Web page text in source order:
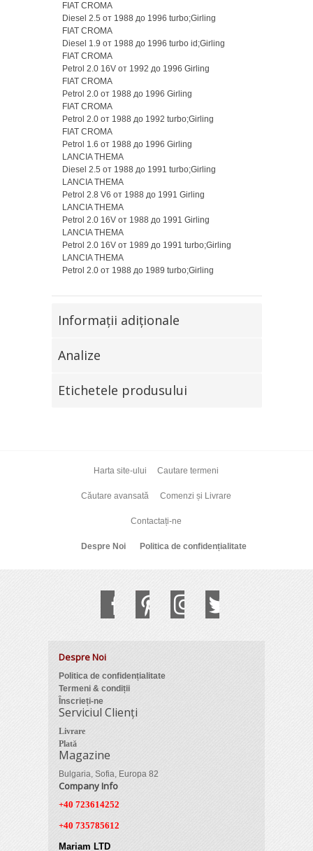
FIAT CROMA
Diesel 2.5 от 1988 до 1996 turbo;Girling
FIAT CROMA
Diesel 1.9 от 1988 до 1996 turbo id;Girling
FIAT CROMA
Petrol 2.0 16V от 1992 до 1996 Girling
FIAT CROMA
Petrol 2.0 от 1988 до 1996 Girling
FIAT CROMA
Petrol 2.0 от 1988 до 1992 turbo;Girling
FIAT CROMA
Petrol 1.6 от 1988 до 1996 Girling
LANCIA THEMA
Diesel 2.5 от 1988 до 1991 turbo;Girling
LANCIA THEMA
Petrol 2.8 V6 от 1988 до 1991 Girling
LANCIA THEMA
Petrol 2.0 16V от 1988 до 1991 Girling
LANCIA THEMA
Petrol 2.0 16V от 1989 до 1991 turbo;Girling
LANCIA THEMA
Petrol 2.0 от 1988 до 1989 turbo;Girling
Informaţii adiţionale
Analize
Etichetele produsului
Harta site-ului Cautare termeni
Căutare avansată Comenzi și Livrare
Contactați-ne
Despre Noi Politica de confidențialitate
Despre Noi
Politica de confidențialitate
Termeni & condiții
Înscrieți-ne
Serviciul Clienți
Livrare
Plată
Magazine
Bulgaria, Sofia, Europa 82
Company Info
+40 723614252
+40 735785612
Mariam LTD